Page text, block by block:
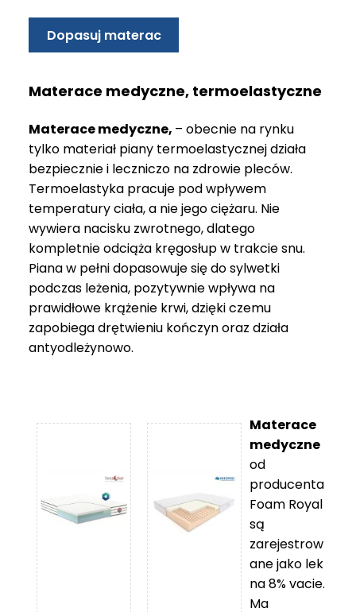
Dopasuj materac
Materace medyczne, termoelastyczne
Materace medyczne, – obecnie na rynku
tylko materiał piany termoelastycznej działa
bezpiecznie i leczniczo na zdrowie pleców.
Termoelastyka pracuje pod wpływem
temperatury ciała, a nie jego ciężaru. Nie
wywiera nacisku zwrotnego, dlatego
kompletnie odciąża kręgosłup w trakcie snu.
Piana w pełni dopasowuje się do sylwetki
podczas leżenia, pozytywnie wpływa na
prawidłowe krążenie krwi, dzięki czemu
zapobiega drętwieniu kończyn oraz działa
antyodleżynowo.
Materace
medyczne
od
producenta
Foam Royal
są
zarejestrow
ane jako lek
na 8% vacie.
Ma